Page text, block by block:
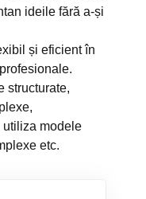
ideile fără a-și
și eficient în
structurate,
utiliza modele
etc.